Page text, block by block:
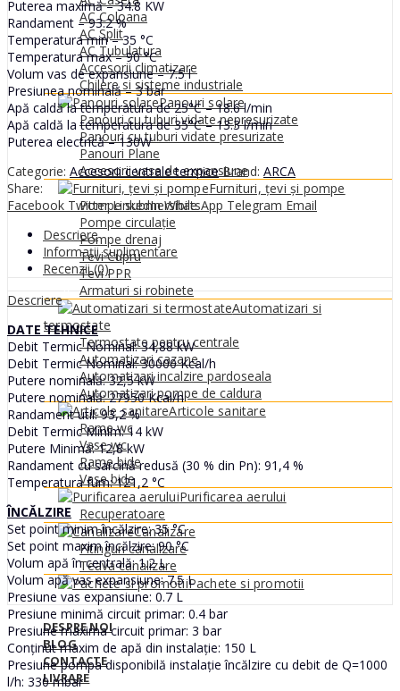
AC Coloana
AC Split
AC Tubulatura
Accesorii climatizare
Chilere si sisteme industriale
Panouri solare
Panouri cu tuburi vidate nepresurizate
Panouri cu tuburi vidate presurizate
Panouri Plane
Accesorii vase de expansiune
Furnituri, țevi și pompe
Pompe submersibile
Pompe circulație
Pompe drenaj
Tevi Cupru
Tevi PPR
Armaturi si robinete
Automatizari si
termostate
Termostate pentru centrale
Automatizari cazane
Automatizari incalzire pardoseala
Automatizari pompe de caldura
Articole sanitare
Rame wc
Vase wc
Rame bide
Vase bide
Purificarea aerului
Recuperatoare
Canalizare
Fitinguri canalizare
Teava canalizare
Pachete si promotii
DESPRE NOI
BLOG
CONTACTE
LIVRARE
Puterea maximă – 34.8 KW
Randament – 93.2 %
Temperatura min – 35 °C
Temperatura max – 90 °C
Volum vas de expansiune – 7.5 l
Presiunea nominală – 3 bar
Apă caldă la temperatura de 25°C – 18.6 l/min
Apă caldă la temperatura de 35°C – 13.3 l/min
Puterea electrică – 130W
Categorie: Accesorii centrale termice Brand: ARCA
Share:
Facebook Twitter LinkedIn WhatsApp Telegram Email
Descriere
Informații suplimentare
Recenzii (0)
Descriere
DATE TEHNICE
Debit Termic Nominal: 34,88 kW
Debit Termic Nominal: 30000 Kcal/h
Putere nominală: 32,5 kW
Putere nominală: 27950 Kcal/h
Randament util: 93,2 %
Debit Termic Minim: 14 kW
Putere Minimă: 12,8 kW
Randament cu sarcină redusă (30 % din Pn): 91,4 %
Temperatura fum: 121,2 °C
ÎNCĂLZIRE
Set point minim încălzire: 35 °C
Set point maxim încălzire: 90 °C
Volum apă în centrală: 1.2 L
Volum apă vas expansiune: 7.5 L
Presiune vas expansiune: 0.7 L
Presiune minimă circuit primar: 0.4 bar
Presiune maxima circuit primar: 3 bar
Conținut maxim de apă din instalație: 150 L
Presiune pompa disponibilă instalație încălzire cu debit de Q=1000
l/h: 330 mbar